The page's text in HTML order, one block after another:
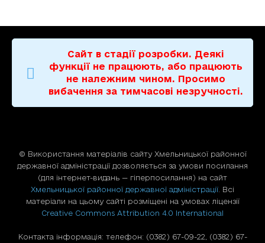
Сайт в стадії розробки. Деякі
функції не працюють, або працюють
не належним чином. Просимо
вибачення за тимчасові незручності.
© Використання матерiалiв сайту Хмельницької районної
державної адміністрації дозволяється за умови посилання
(для iнтернет-видань — гiперпосилання) на сайт
Хмельницької районної державної адміністрації . Всі
матеріали на цьому сайті розміщені на умовах ліцензії
Creative Commons Attribution 4.0 International
Контакта інформація: телефон: (0382) 67-09-22, (0382) 67-